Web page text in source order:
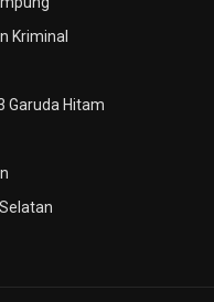
Kriminal
Garuda Hitam